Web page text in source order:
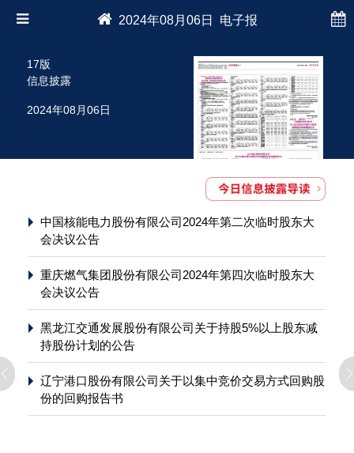
2024年08月06日 电子报
17版
信息披露
2024年08月06日
中国核能电力股份有限公司2024年第二次临时股东大
会决议公告
重庆燃气集团股份有限公司2024年第四次临时股东大
会决议公告
黑龙江交通发展股份有限公司关于持股5%以上股东减
持股份计划的公告
辽宁港口股份有限公司关于以集中竞价交易方式回购股
份的回购报告书